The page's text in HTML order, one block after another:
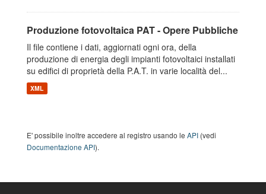
Produzione fotovoltaica PAT - Opere Pubbliche
Il file contiene i dati, aggiornati ogni ora, della
produzione di energia degli impianti fotovoltaici installati
su edifici di proprietà della P.A.T. in varie località del...
XML
E' possibile inoltre accedere al registro usando le API (vedi
Documentazione API).